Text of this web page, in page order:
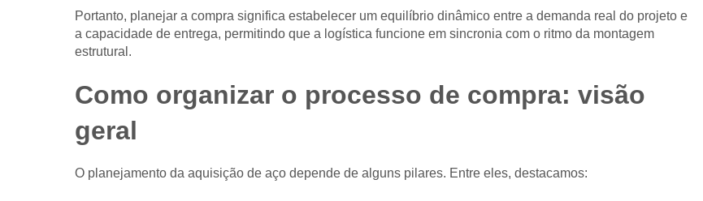
Portanto, planejar a compra significa estabelecer um equilíbrio dinâmico entre a demanda real do projeto e
a capacidade de entrega, permitindo que a logística funcione em sincronia com o ritmo da montagem
estrutural.
Como organizar o processo de compra: visão
geral
O planejamento da aquisição de aço depende de alguns pilares. Entre eles, destacamos: